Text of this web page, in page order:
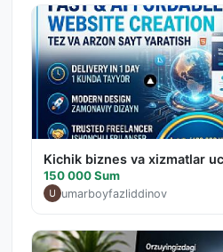
Kichik biznes va xizmatlar
150 000 Sum
umarboyfazliddinov